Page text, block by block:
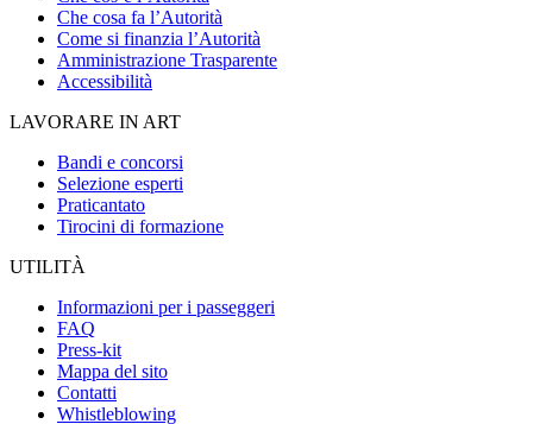
Che cosa fa l’Autorità
Come si finanzia l’Autorità
Amministrazione Trasparente
Accessibilità
LAVORARE IN ART
Bandi e concorsi
Selezione esperti
Praticantato
Tirocini di formazione
UTILITÀ
Informazioni per i passeggeri
FAQ
Press-kit
Mappa del sito
Contatti
Whistleblowing